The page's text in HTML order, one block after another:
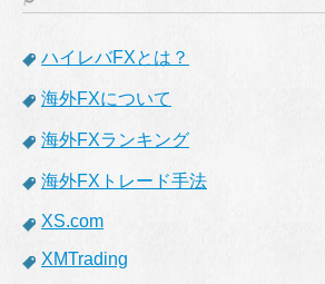
ハイレバFXとは？
海外FXについて
海外FXランキング
海外FXトレード手法
XS.com
XMTrading